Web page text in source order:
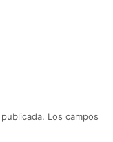
Los campos